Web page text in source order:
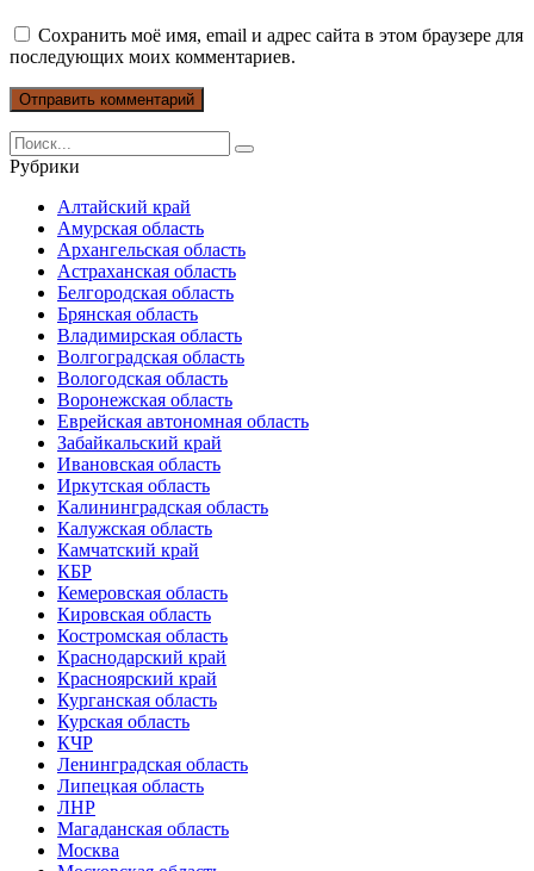
Сохранить моё имя, email и адрес сайта в этом браузере для
последующих моих комментариев.
Search
for:
Рубрики
Алтайский край
Амурская область
Архангельская область
Астраханская область
Белгородская область
Брянская область
Владимирская область
Волгоградская область
Вологодская область
Воронежская область
Еврейская автономная область
Забайкальский край
Ивановская область
Иркутская область
Калининградская область
Калужская область
Камчатский край
КБР
Кемеровская область
Кировская область
Костромская область
Краснодарский край
Красноярский край
Курганская область
Курская область
КЧР
Ленинградская область
Липецкая область
ЛНР
Магаданская область
Москва